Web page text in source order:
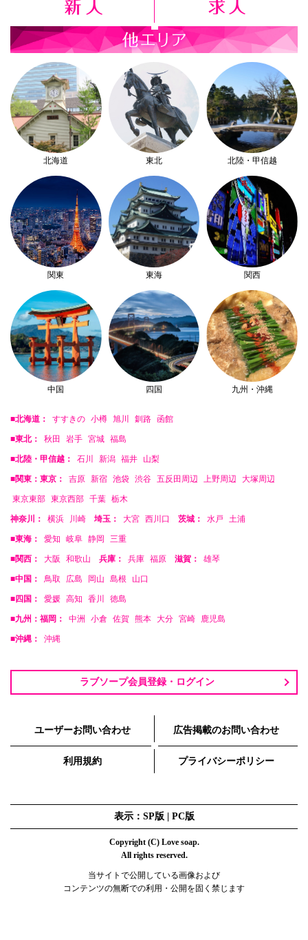
北海道 東北 北陸・甲信越
関東 東海 関西
中国 四国 九州・沖縄
■北海道： すすきの 小樽 旭川 釧路 函館
■東北： 秋田 岩手 宮城 福島
■北陸・甲信越： 石川 新潟 福井 山梨
■関東：東京： 吉原 新宿 池袋 渋谷 五反田周辺 上野周辺 大塚周辺
東京東部 東京西部 千葉 栃木
神奈川： 横浜 川崎 埼玉： 大宮 西川口 茨城： 水戸 土浦
■東海： 愛知 岐阜 静岡 三重
■関西： 大阪 和歌山 兵庫： 兵庫 福原 滋賀： 雄琴
■中国： 鳥取 広島 岡山 島根 山口
■四国： 愛媛 高知 香川 徳島
■九州：福岡： 中洲 小倉 佐賀 熊本 大分 宮崎 鹿児島
■沖縄： 沖縄
ラブソープ会員登録・ログイン
ユーザーお問い合わせ 広告掲載のお問い合わせ
利用規約 プライバシーポリシー
表示：SP版 | PC版
Copyright (C) Love soap.
All rights reserved.
当サイトで公開している画像および
コンテンツの無断での利用・公開を固く禁じます